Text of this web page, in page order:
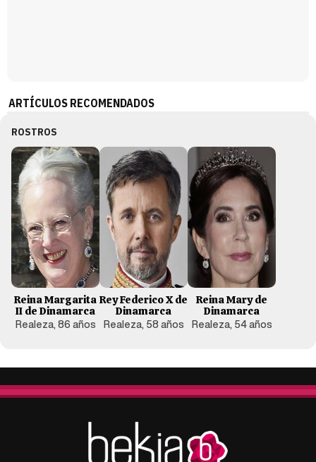
ARTÍCULOS RECOMENDADOS
ROSTROS
Reina Margarita
II de Dinamarca
Realeza, 86 años
Rey Federico X de
Dinamarca
Realeza, 58 años
Reina Mary de
Dinamarca
Realeza, 54 años